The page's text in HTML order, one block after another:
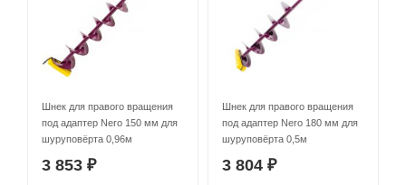
Шнек для правого вращения
под адаптер Nero 150 мм для
шуруповёрта 0,96м
3 853 ₽
Шнек для правого вращения
под адаптер Nero 180 мм для
шуруповёрта 0,5м
3 804 ₽